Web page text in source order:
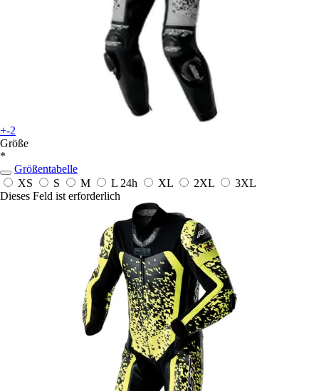
+-2
Größe
*
Größentabelle
XS
S M L 24h XL 2XL
3XL
Dieses Feld ist erforderlich